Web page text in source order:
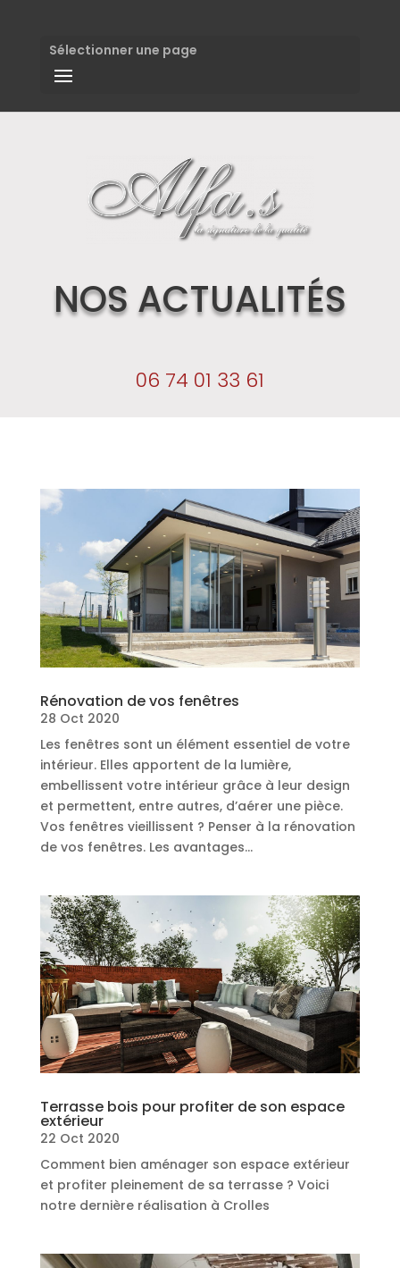
Sélectionner une page
NOS ACTUALITÉS
06 74 01 33 61
Rénovation de vos fenêtres
28 Oct 2020
Les fenêtres sont un élément essentiel de votre
intérieur. Elles apportent de la lumière,
embellissent votre intérieur grâce à leur design
et permettent, entre autres, d’aérer une pièce.
Vos fenêtres vieillissent ? Penser à la rénovation
de vos fenêtres. Les avantages...
Terrasse bois pour profiter de son espace
extérieur
22 Oct 2020
Comment bien aménager son espace extérieur
et profiter pleinement de sa terrasse ? Voici
notre dernière réalisation à Crolles